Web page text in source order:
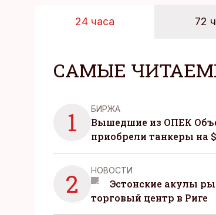
24 часа 72
САМЫЕ
1 БИРЖА
Вышедшие из ОПЕК
приобрели танкеры на
2 НОВОСТИ
Эстонские акулы
торговый центр в Риге